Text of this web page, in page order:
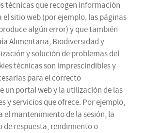
técnicas que recogen información
sitio web (por ejemplo, las páginas
algún error) y que también
Alimentaria, Biodiversidad y
y solución de problemas del
técnicas son imprescindibles y
para el correcto
un portal web y la utilización de las
y servicios que ofrece. Por ejemplo,
el mantenimiento de la sesión, la
de respuesta, rendimiento o